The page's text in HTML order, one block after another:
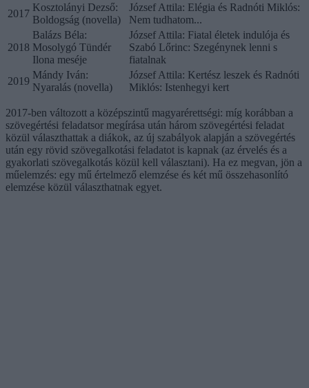
2017
Kosztolányi Dezső:
Boldogság (novella)
József Attila: Elégia és Radnóti Miklós:
Nem tudhatom...
2018
Balázs Béla:
Mosolygó Tündér
Ilona meséje
József Attila: Fiatal életek indulója és
Szabó Lőrinc: Szegénynek lenni s
fiatalnak
2019
Mándy Iván:
Nyaralás (novella)
József Attila: Kertész leszek és Radnóti
Miklós: Istenhegyi kert
2017-ben változott a középszintű magyarérettségi: míg korábban a
szövegértési feladatsor megírása után három szövegértési feladat
közül választhattak a diákok, az új szabályok alapján a szövegértés
után egy rövid szövegalkotási feladatot is kapnak (az érvelés és a
gyakorlati szövegalkotás közül kell választani). Ha ez megvan, jön a
műelemzés: egy mű értelmező elemzése és két mű összehasonlító
elemzése közül választhatnak egyet.